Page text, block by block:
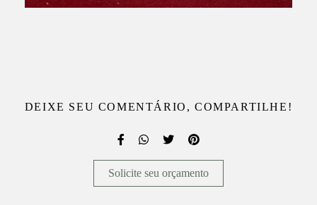
DEIXE SEU COMENTÁRIO, COMPARTILHE!
Solicite seu orçamento